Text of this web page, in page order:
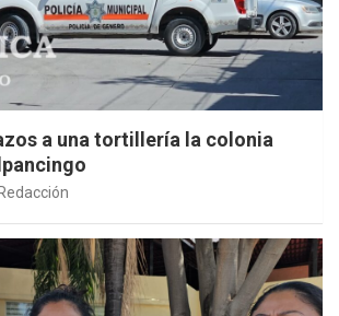
a una tortillería la colonia
Redacción